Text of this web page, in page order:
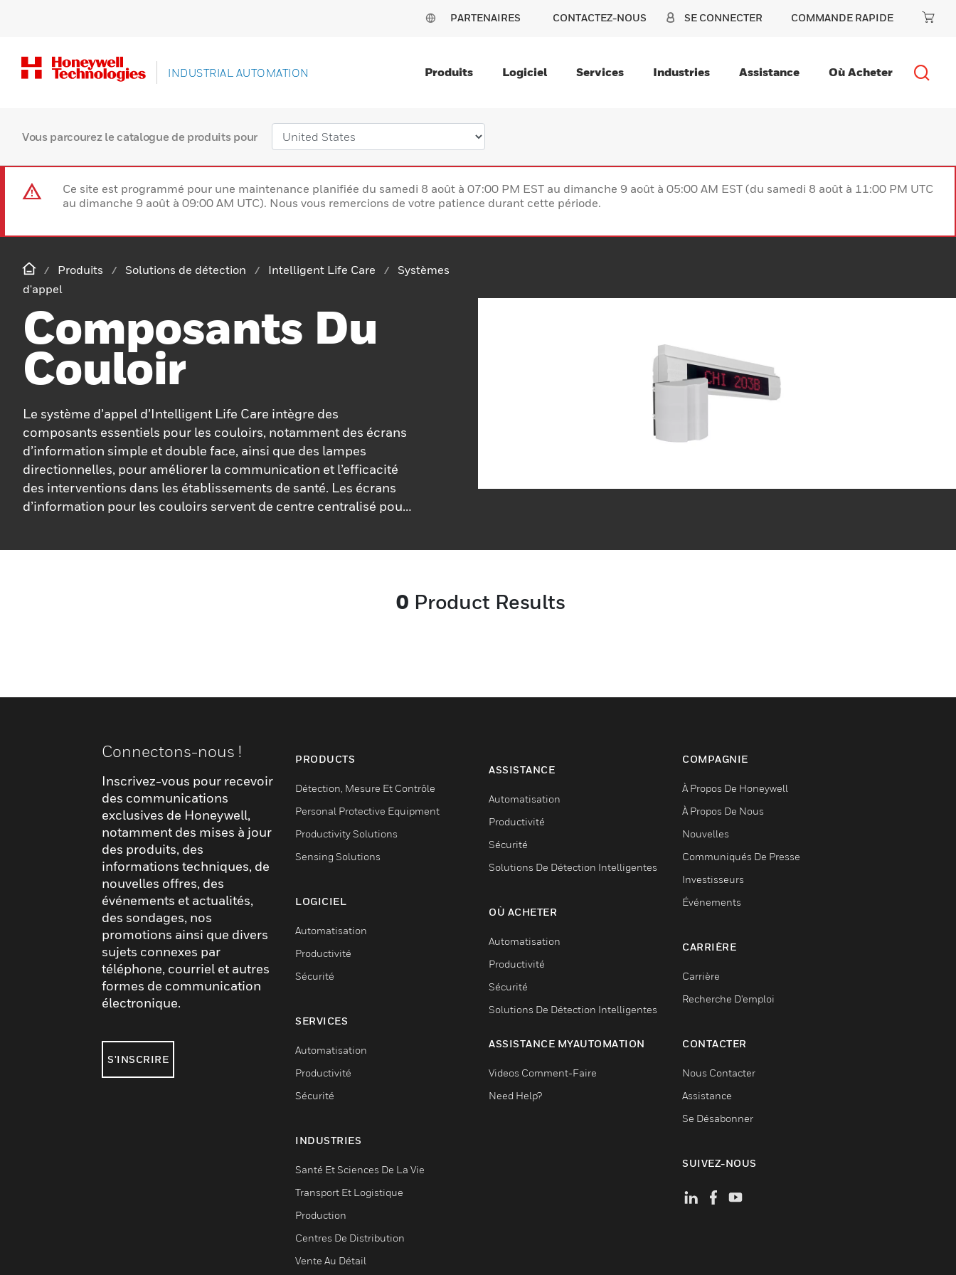
PARTENAIRES CONTACTEZ-NOUS SE CONNECTER COMMANDE RAPIDE
INDUSTRIAL AUTOMATION Produits Logiciel Services Industries Assistance Où Acheter
Vous parcourez le catalogue de produits pour
Ce site est programmé pour une maintenance planifiée du samedi 8 août à 07:00 PM EST au dimanche 9 août à 05:00 AM EST (du samedi 8 août à 11:00 PM UTC
au dimanche 9 août à 09:00 AM UTC). Nous vous remercions de votre patience durant cette période.
Produits Solutions de détection Intelligent Life Care
Systèmes
d'appel
Composants Du
Couloir
Le système d’appel d’Intelligent Life Care intègre des
composants essentiels pour les couloirs, notamment des écrans
d’information simple et double face, ainsi que des lampes
directionnelles, pour améliorer la communication et l’efficacité
des interventions dans les établissements de santé. Les écrans
d’information pour les couloirs servent de centre centralisé pour
facilement accessibles, permettant au personnel soignant d’agir
fonctionnelle est facilitée par une unité de contrôle supérieure,
offrant une solution intégrée pour le suivi et la gestion des alertes
dans l’ensemble du système. Ensemble, ces composants créent
un système d’appel cohérent et efficace qui améliore les soins et
la sécurité des patients.
0 Product Results
Connectons-nous !
Inscrivez-vous pour recevoir
des communications
exclusives de Honeywell,
notamment des mises à jour
des produits, des
informations techniques, de
nouvelles offres, des
événements et actualités,
des sondages, nos
promotions ainsi que divers
sujets connexes par
téléphone, courriel et autres
formes de communication
électronique.
S'INSCRIRE
PRODUCTS
Détection, Mesure Et Contrôle
Personal Protective Equipment
Productivity Solutions
Sensing Solutions
LOGICIEL
Automatisation
Productivité
Sécurité
SERVICES
Automatisation
Productivité
Sécurité
INDUSTRIES
Santé Et Sciences De La Vie
Transport Et Logistique
Production
Centres De Distribution
Vente Au Détail
ASSISTANCE
Automatisation
Productivité
Sécurité
Solutions De Détection Intelligentes
OÙ ACHETER
Automatisation
Productivité
Sécurité
Solutions De Détection Intelligentes
ASSISTANCE MYAUTOMATION
Videos Comment-Faire
Need Help?
COMPAGNIE
À Propos De Honeywell
À Propos De Nous
Nouvelles
Communiqués De Presse
Investisseurs
Événements
CARRIÈRE
Carrière
Recherche D'emploi
CONTACTER
Nous Contacter
Assistance
Se Désabonner
SUIVEZ-NOUS